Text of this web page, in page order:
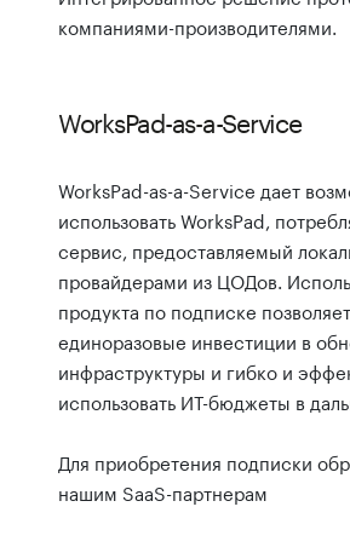
компаниями-производителями.
WorksPad-as-a-Service
WorksPad-as-a-Service дает
использовать WorksPad,
сервис, предоставляемый
провайдерами из ЦОДов.
продукта по подписке
единоразовые инвестиции в
инфраструктуры и гибко и
использовать ИТ-бюджеты в
Для приобретения подписки
нашим SaaS-партнерам